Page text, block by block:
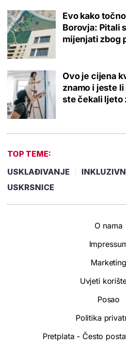
Evo kako
Borovja: Pitali
mijenjati zbog
Ovo je cijena
znamo i jeste
ste čekali ljeto
TOP TEME:
USKLAĐIVANJE
USKRSNICE
O nama
Marketing
Uvjeti
Posao
Politika
Pretplata - Često